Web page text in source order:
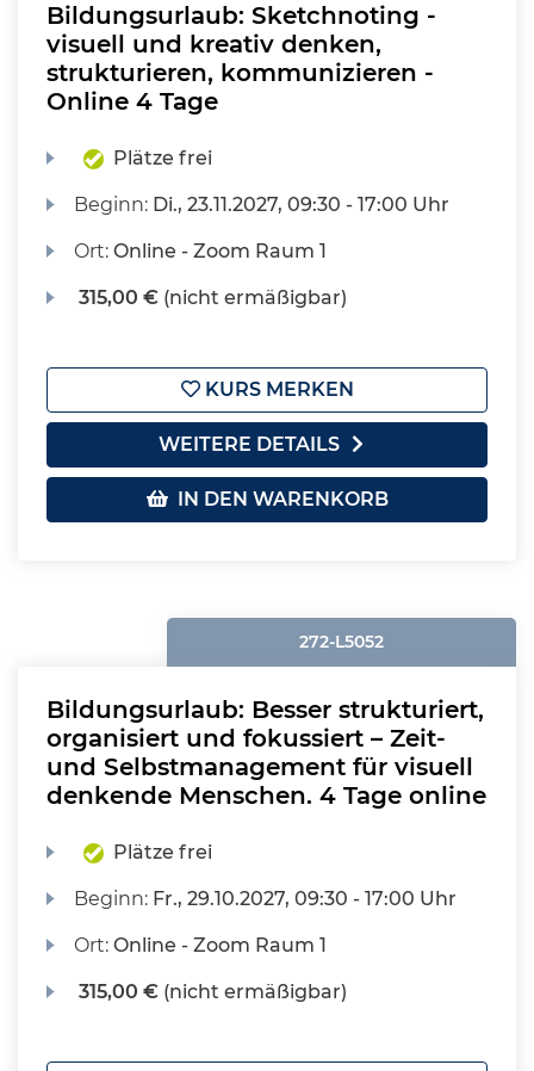
Bildungsurlaub: Sketchnoting -
visuell und kreativ denken,
strukturieren, kommunizieren -
Online 4 Tage
Plätze frei
Beginn: Di., 23.11.2027, 09:30 - 17:00 Uhr
Ort:Online - Zoom Raum 1
315,00 € (nicht ermäßigbar)
KURS MERKEN
WEITERE DETAILS
IN DEN WARENKORB
272-L5052
Bildungsurlaub: Besser strukturiert,
organisiert und fokussiert – Zeit-
und Selbstmanagement für visuell
denkende Menschen. 4 Tage online
Plätze frei
Beginn: Fr., 29.10.2027, 09:30 - 17:00 Uhr
Ort:Online - Zoom Raum 1
315,00 € (nicht ermäßigbar)